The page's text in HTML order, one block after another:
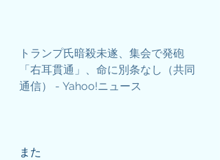
トランプ氏暗殺未遂、集会で発砲
「右耳貫通」、命に別条なし（共同
通信） - Yahoo!ニュース
また